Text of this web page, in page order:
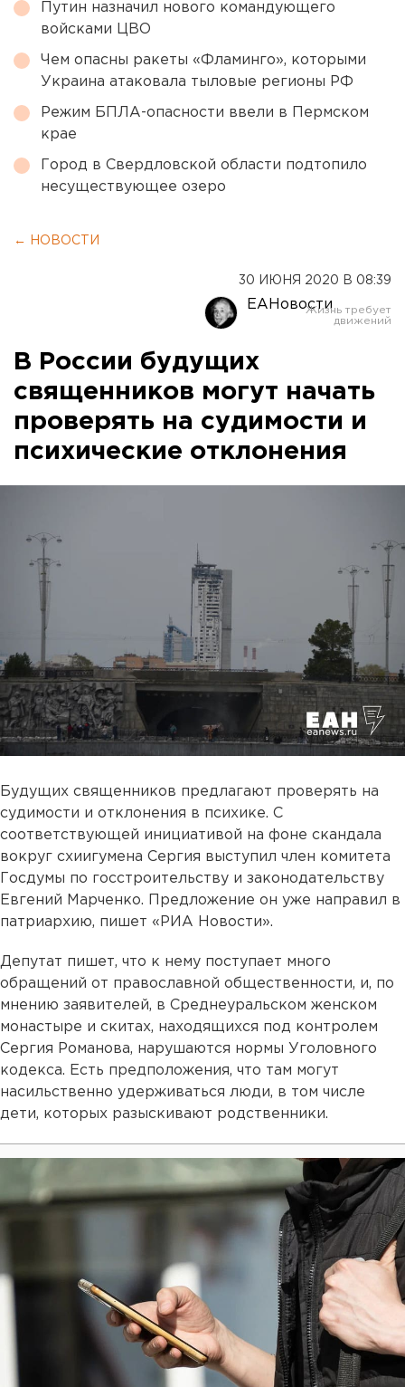
Путин назначил нового командующего
войсками ЦВО
Чем опасны ракеты «Фламинго», которыми
Украина атаковала тыловые регионы РФ
Режим БПЛА-опасности ввели в Пермском
крае
Город в Свердловской области подтопило
несуществующее озеро
← НОВОСТИ
30 ИЮНЯ 2020 В 08:39
ЕАНовости
В России будущих
священников могут начать
проверять на судимости и
психические отклонения
Будущих священников предлагают проверять на
судимости и отклонения в психике. С
соответствующей инициативой на фоне скандала
вокруг схиигумена Сергия выступил член комитета
Госдумы по госстроительству и законодательству
Евгений Марченко. Предложение он уже направил в
патриархию, пишет «РИА Новости».
Депутат пишет, что к нему поступает много
обращений от православной общественности, и, по
мнению заявителей, в Среднеуральском женском
монастыре и скитах, находящихся под контролем
Сергия Романова, нарушаются нормы Уголовного
кодекса. Есть предположения, что там могут
насильственно удерживаться люди, в том числе
дети, которых разыскивают родственники.